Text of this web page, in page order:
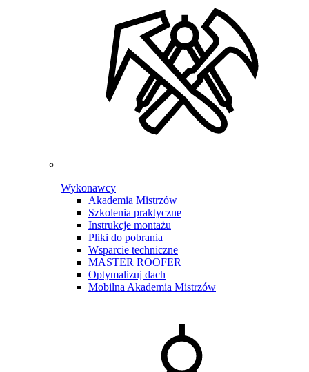
Wykonawcy
Akademia Mistrzów
Szkolenia praktyczne
Instrukcje montażu
Pliki do pobrania
Wsparcie techniczne
MASTER ROOFER
Optymalizuj dach
Mobilna Akademia Mistrzów